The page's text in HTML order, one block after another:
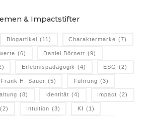
& Impactstifter
Blogartikel (11) Charaktermarke (7)
(6) Daniel Börnert (9)
Erlebnispädagogik (4) ESG (2)
Frank H. Sauer (5) Führung (3)
(8) Identität (4) Impact (2)
(2) Intuition (3) KI (1)